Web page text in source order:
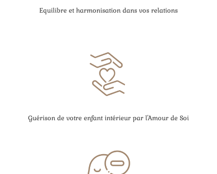
Equilibre et harmonisation dans vos relations
Guérison de votre enfant intérieur par l'Amour de Soi